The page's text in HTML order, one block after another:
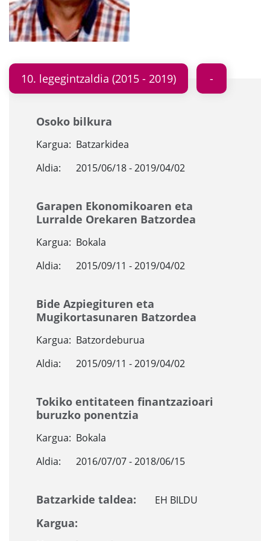
10. legegintzaldia (2015 - 2019)
Osoko bilkura
Kargua: Batzarkidea
Aldia:
2015/06/18 - 2019/04/02
Garapen Ekonomikoaren eta
Lurralde Orekaren Batzordea
Kargua: Bokala
Aldia:
2015/09/11 - 2019/04/02
Bide Azpiegituren eta
Mugikortasunaren Batzordea
Kargua: Batzordeburua
Aldia:
2015/09/11 - 2019/04/02
Tokiko entitateen finantzazioari
buruzko ponentzia
Kargua: Bokala
Aldia:
2016/07/07 - 2018/06/15
Batzarkide taldea: EH BILDU
Kargua: